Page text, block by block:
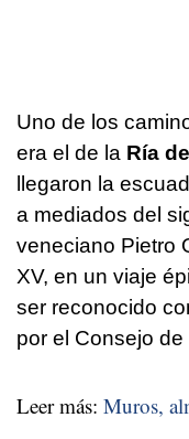
Uno de los
era el de la Ría
llegaron la
a mediados del
veneciano Pietro
XV, en un viaje
ser reconocido
por el Consejo de
Leer más: Muros,